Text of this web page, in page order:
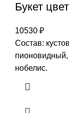
Букет
10530 ₽
Состав:
пионовидный,
нобелис.